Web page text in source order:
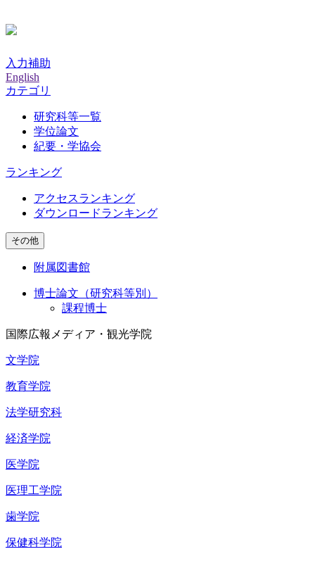
入力補助
English
カテゴリ
研究科等一覧
学位論文
紀要・学協会
ランキング
アクセスランキング
ダウンロードランキング
その他
附属図書館
博士論文（研究科等別）
課程博士
国際広報メディア・観光学院
文学院
教育学院
法学研究科
経済学院
医学院
医理工学院
歯学院
保健科学院